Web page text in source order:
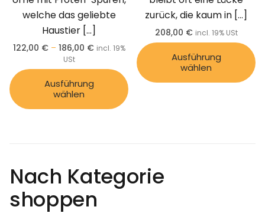
welche das geliebte
Haustier […]
122,00 € – 186,00 € incl. 19%
USt
Ausführung
wählen
zurück, die kaum in […]
208,00 € incl. 19% USt
Ausführung
wählen
Nach Kategorie
shoppen